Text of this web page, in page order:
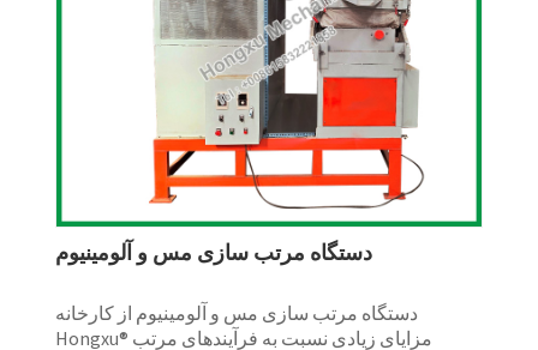
دستگاه مرتب سازی مس و آلومینیوم
دستگاه مرتب سازی مس و آلومینیوم از کارخانه
Hongxu® مزایای زیادی نسبت به فرآیندهای مرتب